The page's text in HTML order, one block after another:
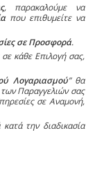
, παρακαλούμε να
που επιθυμείτε να
σε Προσφορά.
κάθε Επιλογή σας,
Λογαριασμού” θα
Παραγγελιών σας
σε Αναμονή,
την διαδικασία